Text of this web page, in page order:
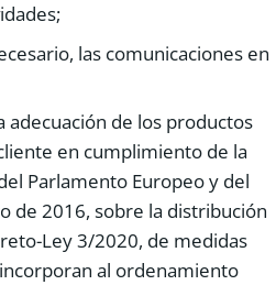
las comunicaciones en
adecuación de los productos
en cumplimiento de la
Parlamento Europeo y del
de 2016, sobre la distribución
Ley 3/2020, de medidas
al ordenamiento